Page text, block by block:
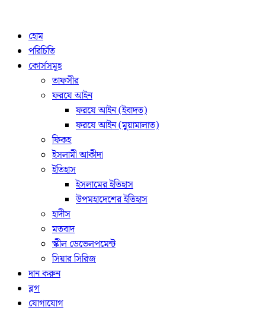
হোম
পরিচিতি
কোর্সসমূহ
তাফসীর
ফরযে আইন
ফরযে আইন (ইবাদত)
ফরযে আইন (মুয়ামালাত)
ফিকহ
ইসলামী আকীদা
ইতিহাস
ইসলামের ইতিহাস
উপমহাদেশের ইতিহাস
হাদীস
মতবাদ
স্কীল ডেভেলপমেন্ট
সিয়ার সিরিজ
দান করুন
ব্লগ
যোগাযোগ